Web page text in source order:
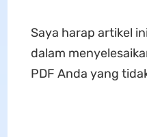
Saya harap artikel
dalam
PDF Anda yang